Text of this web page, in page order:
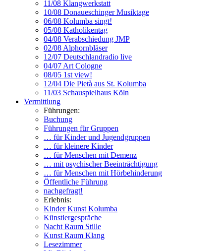
11/08 Klangwerkstatt
10/08 Donaueschinger Musiktage
06/08 Kolumba singt!
05/08 Katholikentag
04/08 Verabschiedung JMP
02/08 Alphornbläser
12/07 Deutschlandradio live
04/07 Art Cologne
08/05 1st view!
12/04 Die Pietà aus St. Kolumba
11/03 Schauspielhaus Köln
Vermittlung
Führungen:
Buchung
Führungen für Gruppen
… für Kinder und Jugendgruppen
… für kleinere Kinder
… für Menschen mit Demenz
… mit psychischer Beeinträchtigung
… für Menschen mit Hörbehinderung
Öffentliche Führung
nachgefragt!
Erlebnis:
Kinder Kunst Kolumba
Künstlergespräche
Nacht Raum Stille
Kunst Raum Klang
Lesezimmer